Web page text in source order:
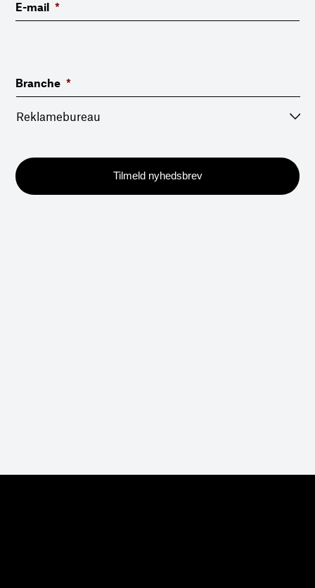
E-mail *
Branche *